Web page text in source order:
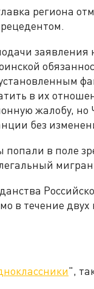
региона
заявления
в их
жалобу, но
без
попали в поле
в течение двух
",